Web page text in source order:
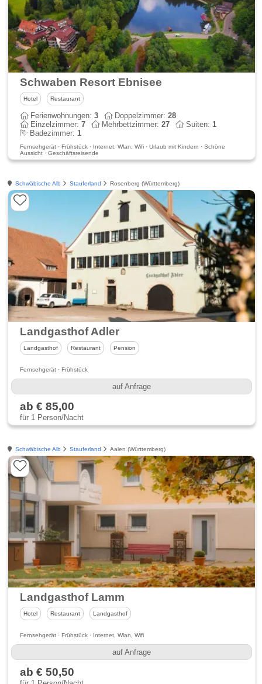
Schwaben Resort Ebnisee
Hotel Restaurant
Ferienwohnungen:3 Doppelzimmer:28
Einzelzimmer:7 Mehrbettzimmer:27 Suiten:1
Badezimmer:1
Fernsehgerät · Frühstück · Internet, Wlan, Wifi · Urlaub mit Kindern · Schöne
Aussicht · Geschäftsreisende
Schwäbische Alb Stauferland Rosenberg (Württemberg)
Landgasthof Adler
Landgasthof Restaurant Pension
Fernsehgerät · Frühstück
auf Anfrage
ab € 85,00
für 1 Person/Nacht
Schwäbische Alb Stauferland Aalen (Württemberg)
Landgasthof Lamm
Hotel Restaurant Landgasthof
Fernsehgerät · Frühstück · Internet, Wlan, Wifi
auf Anfrage
ab € 50,50